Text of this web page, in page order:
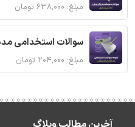
مبلغ: ۶۳۸,۰۰۰ تومان
سوالات استخدامی
مبلغ: ۲۰۴,۰۰۰ تومان